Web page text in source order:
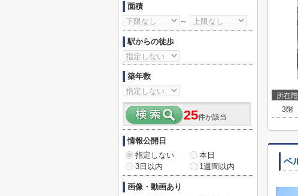
所在階
3階
ベ
面積
～
駅からの徒歩
築年数
25件が該当
情報公開日
指定しない
本日
3日以内
1週間以内
画像・動画あり